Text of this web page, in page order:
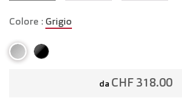
Colore : Grigio
da CHF 318.00